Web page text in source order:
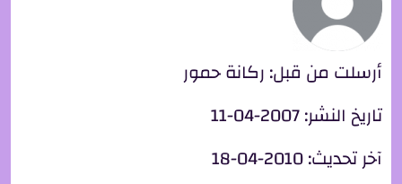
أرسلت من قبل:ركانة حمور
تاريخ النشر:2007-04-11
آخر تحديث:2010-04-18